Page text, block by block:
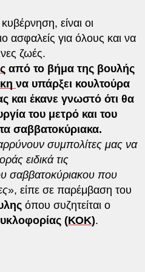
είναι οι
ασφαλείς για όλους και να
ζωές.
από το βήμα της βουλής
να υπάρξει κουλτούρα
και έκανε γνωστό ότι θα
του μετρό και του
σαββατοκύριακα.
συμπολίτες μας να
ειδικά τις
σαββατοκύριακου που
», είπε σε παρέμβαση του
όπου συζητείται ο
(ΚΟΚ).